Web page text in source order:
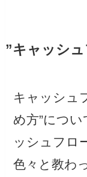
”キャッシ
キャッシュ
め方”につ
ッシュフロ
色々と教わ